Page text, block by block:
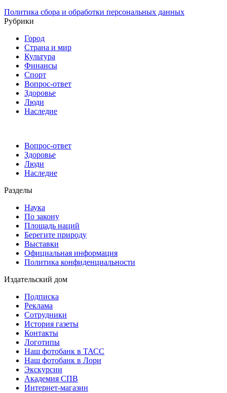
Политика сбора и обработки персональных данных
Рубрики
Город
Страна и мир
Культура
Финансы
Спорт
Вопрос-ответ
Здоровье
Люди
Наследие
Вопрос-ответ
Здоровье
Люди
Наследие
Разделы
Наука
По закону
Площадь наций
Берегите природу
Выставки
Официальная информация
Политика конфиденциальности
Издательский дом
Подписка
Реклама
Сотрудники
История газеты
Контакты
Логотипы
Наш фотобанк в ТАСС
Наш фотобанк в Лори
Экскурсии
Академия СПВ
Интернет-магазин